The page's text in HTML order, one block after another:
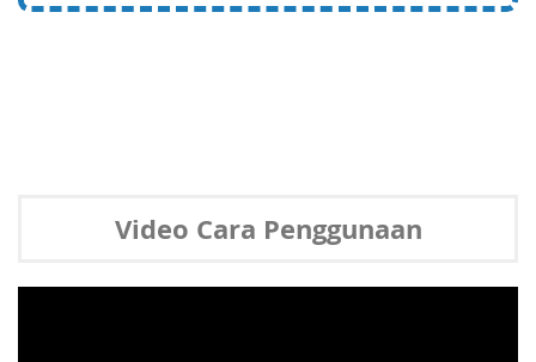
Video Cara Penggunaan